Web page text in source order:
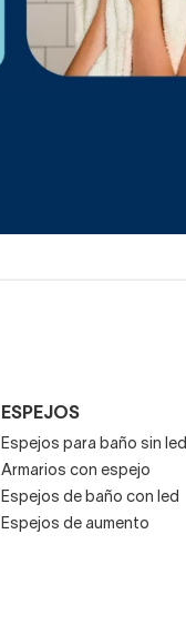
ESPEJOS
Espejos para baño sin led
Armarios con espejo
Espejos de baño con led
Espejos de aumento